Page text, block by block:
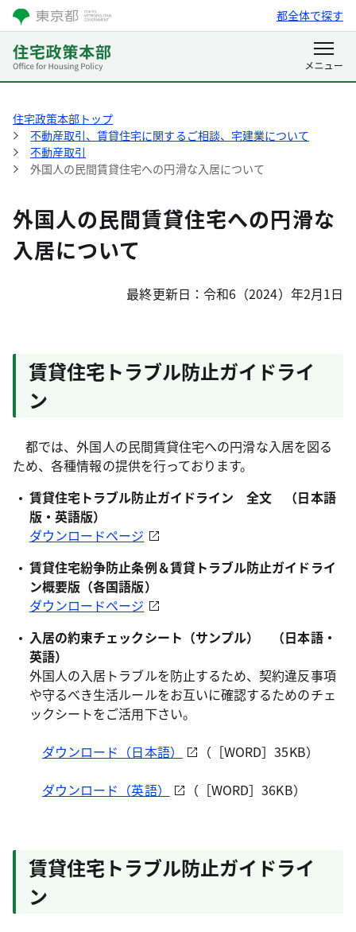
都全体で探す
住宅政策本部トップ
不動産取引、賃貸住宅に関するご相談、宅建業について
不動産取引
外国人の民間賃貸住宅への円滑な入居について
外国人の民間賃貸住宅への円滑な
入居について
最終更新日：令和6（2024）年2月1日
賃貸住宅トラブル防止ガイドライ
ン
都では、外国人の民間賃貸住宅への円滑な入居を図る
ため、各種情報の提供を行っております。
賃貸住宅トラブル防止ガイドライン 全文 （日本語
版・英語版）
ダウンロードページ
賃貸住宅紛争防止条例＆賃貸トラブル防止ガイドライ
ン概要版（各国語版）
ダウンロードページ
入居の約束チェックシート（サンプル） （日本語・
英語）
外国人の入居トラブルを防止するため、契約違反事項
や守るべき生活ルールをお互いに確認するためのチェ
ックシートをご活用下さい。
ダウンロード（日本語）
（［WORD］35KB）
ダウンロード（英語）
（［WORD］36KB）
賃貸住宅トラブル防止ガイドライ
ン